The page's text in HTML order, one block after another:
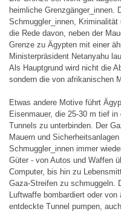
heimliche Grenzgänger_innen.
Schmuggler_innen,
die Rede davon, neben der
Grenze zu Ägypten mit einer
Ministerpräsident Netanyahu
Als Hauptgrund wird nicht die
sondern die von afrikanischen
Etwas andere Motive führt
Eisenmauer, die 25-30 m tief
Tunnels zu unterbinden. Der
Mauern und
Schmuggler_innen immer
Güter - von Autos und Waffen
Computer, bis hin zu
Gaza-Streifen zu schmuggeln.
Luftwaffe bombardiert oder
entdeckte Tunnel pumpen,